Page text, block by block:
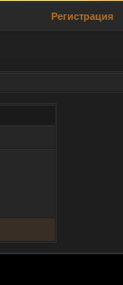
Регистрация